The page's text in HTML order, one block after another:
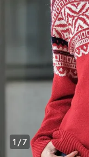
1 /7